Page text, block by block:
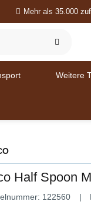
Mehr als 35.000
Weitere
Half Spoon
122560